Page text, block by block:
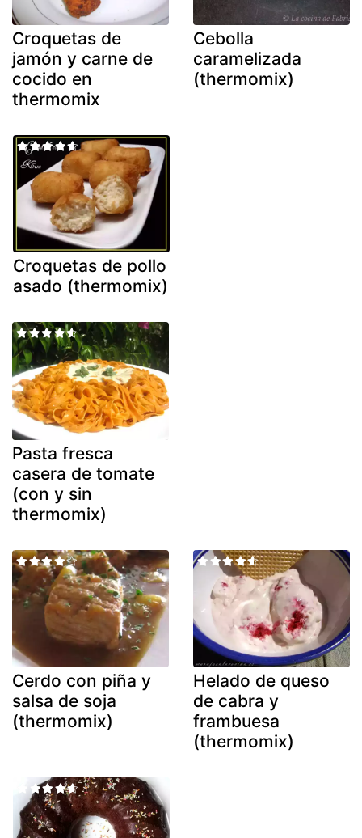
Croquetas de
jamón y carne de
cocido en
thermomix
Cebolla
caramelizada
(thermomix)
Croquetas de pollo
asado (thermomix)
Pasta fresca
casera de tomate
(con y sin
thermomix)
Cerdo con piña y
salsa de soja
(thermomix)
Helado de queso
de cabra y
frambuesa
(thermomix)